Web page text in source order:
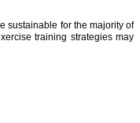
sustainable for the majority of
training strategies may